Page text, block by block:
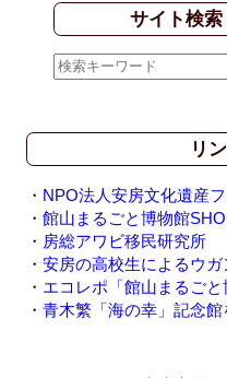
サイト検
リ
・ NPO法人安房文化遺産
・ 館山まるごと博物館
・ 房総アワビ移民研究所
・ 安房の高校生によるウガ
・ エコレポ「館山まるご
・ 青木繁「海の幸」記念館